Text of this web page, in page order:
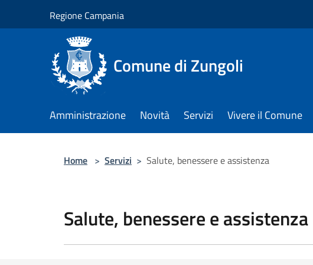
Regione Campania
Comune di Zungoli
Amministrazione Novità Servizi Vivere il Comune
Home > Servizi > Salute, benessere e assistenza
Salute, benessere e assistenza